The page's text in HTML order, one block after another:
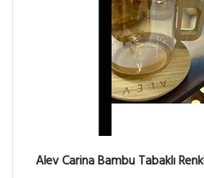
Alev Carina Bambu Tabaklı